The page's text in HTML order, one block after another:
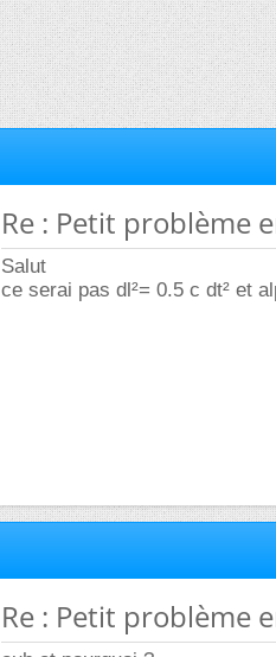
Re : Petit problème
Salut
ce serai pas dl²= 0.5 c dt² et
Re : Petit problème